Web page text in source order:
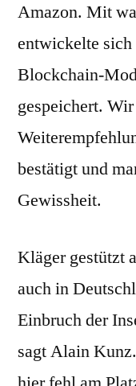
Amazon. Mit
entwickelte
Blockchain-
gespeichert.
bestätigt und
Gewissheit.
Kläger gestützt
auch in
Einbruch der
sagt Alain